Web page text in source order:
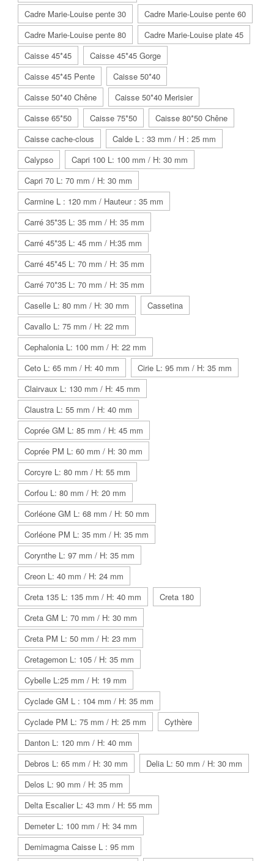
Cadre Marie-Louise pente 30
Cadre Marie-Louise pente 60
Cadre Marie-Louise pente 80
Cadre Marie-Louise plate 45
Caisse 45*45
Caisse 45*45 Gorge
Caisse 45*45 Pente
Caisse 50*40
Caisse 50*40 Chêne
Caisse 50*40 Merisier
Caisse 65*50
Caisse 75*50
Caisse 80*50 Chêne
Caisse cache-clous
Calde L : 33 mm / H : 25 mm
Calypso
Capri 100 L: 100 mm / H: 30 mm
Capri 70 L: 70 mm / H: 30 mm
Carmine L : 120 mm / Hauteur : 35 mm
Carré 35*35 L: 35 mm / H: 35 mm
Carré 45*35 L: 45 mm / H:35 mm
Carré 45*45 L: 70 mm / H: 35 mm
Carré 70*35 L: 70 mm / H: 35 mm
Caselle L: 80 mm / H: 30 mm
Cassetina
Cavallo L: 75 mm / H: 22 mm
Cephalonia L: 100 mm / H: 22 mm
Ceto L: 65 mm / H: 40 mm
Cirie L: 95 mm / H: 35 mm
Clairvaux L: 130 mm / H: 45 mm
Claustra L: 55 mm / H: 40 mm
Coprée GM L: 85 mm / H: 45 mm
Coprée PM L: 60 mm / H: 30 mm
Corcyre L: 80 mm / H: 55 mm
Corfou L: 80 mm / H: 20 mm
Corléone GM L: 68 mm / H: 50 mm
Corléone PM L: 35 mm / H: 35 mm
Corynthe L: 97 mm / H: 35 mm
Creon L: 40 mm / H: 24 mm
Creta 135 L: 135 mm / H: 40 mm
Creta 180
Creta GM L: 70 mm / H: 30 mm
Creta PM L: 50 mm / H: 23 mm
Cretagemon L: 105 / H: 35 mm
Cybelle L:25 mm / H: 19 mm
Cyclade GM L : 104 mm / H: 35 mm
Cyclade PM L: 75 mm / H: 25 mm
Cythère
Danton L: 120 mm / H: 40 mm
Debros L: 65 mm / H: 30 mm
Delia L: 50 mm / H: 30 mm
Delos L: 90 mm / H: 35 mm
Delta Escalier L: 43 mm / H: 55 mm
Demeter L: 100 mm / H: 34 mm
Demimagma Caisse L : 95 mm